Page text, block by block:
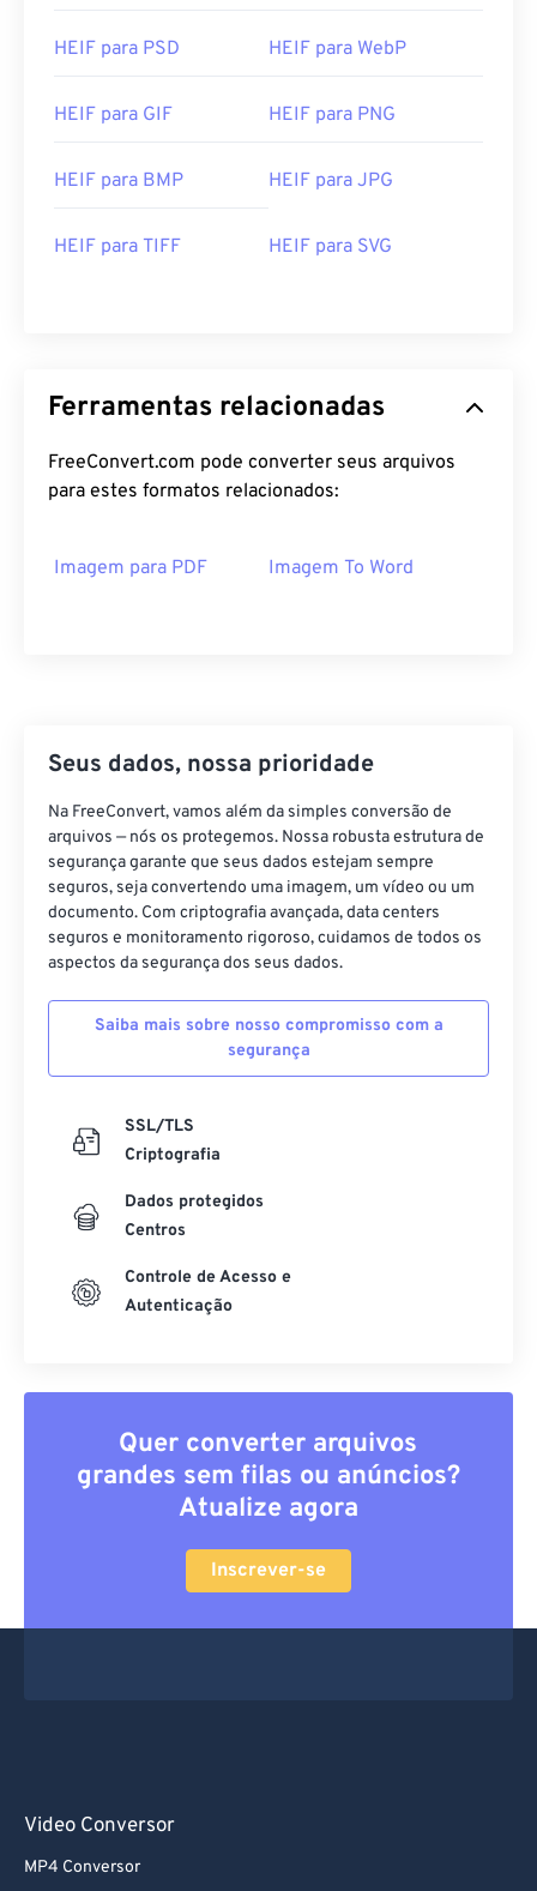
HEIF para PSD HEIF para WebP
HEIF para GIF HEIF para PNG
HEIF para BMP HEIF para JPG
HEIF para TIFF HEIF para SVG
Ferramentas relacionadas
FreeConvert.com pode converter seus arquivos
para estes formatos relacionados:
Imagem para PDF Imagem To Word
Seus dados, nossa prioridade
Na FreeConvert, vamos além da simples conversão de
arquivos — nós os protegemos. Nossa robusta estrutura de
segurança garante que seus dados estejam sempre
seguros, seja convertendo uma imagem, um vídeo ou um
documento. Com criptografia avançada, data centers
seguros e monitoramento rigoroso, cuidamos de todos os
aspectos da segurança dos seus dados.
Saiba mais sobre nosso compromisso com a
segurança
SSL/TLS
Criptografia
Dados protegidos
Centros
Controle de Acesso e
Autenticação
Quer converter arquivos
grandes sem filas ou anúncios?
Atualize agora
Inscrever-se
Video Conversor
MP4 Conversor